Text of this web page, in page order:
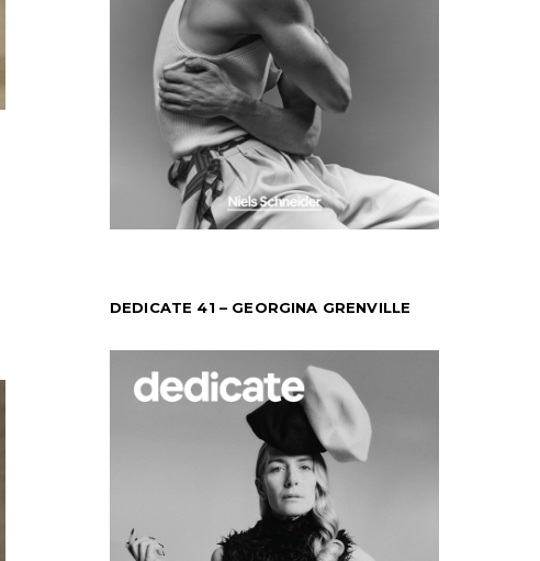
DEDICATE 41 – GEORGINA GRENVILLE